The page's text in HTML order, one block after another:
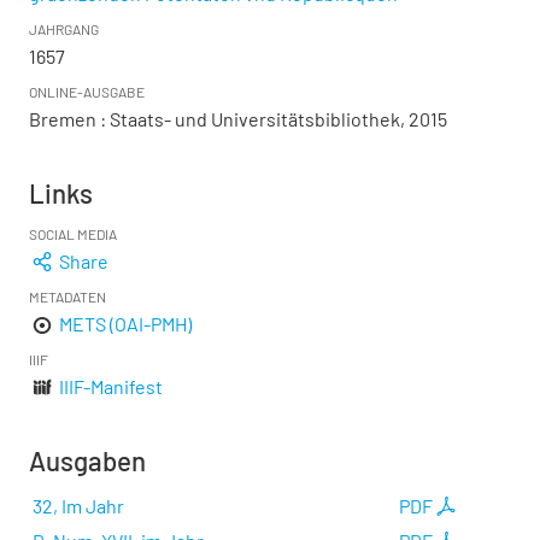
JAHRGANG
1657
ONLINE-AUSGABE
Bremen : Staats- und Universitätsbibliothek, 2015
Links
SOCIAL MEDIA
Share
METADATEN
METS (OAI-PMH)
IIIF
IIIF-Manifest
Ausgaben
PDF
32, Im Jahr